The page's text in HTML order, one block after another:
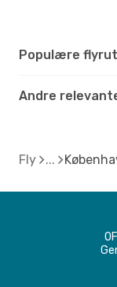
Populære
Andre
Fly